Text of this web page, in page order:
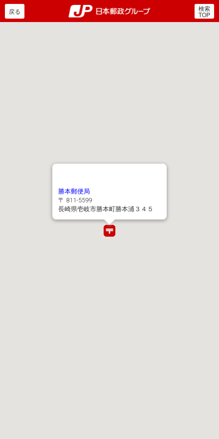
郵便局・日本郵政グルー
戻る 検索
TOP
勝本郵便局
〒 811-5599
長崎県壱岐市勝本町勝本浦３４５